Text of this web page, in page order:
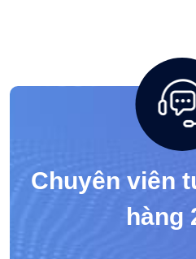
Trực tuyến: 5